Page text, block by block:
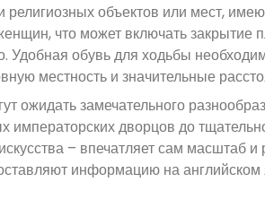
объектов или мест,
что может включать закрытие
Удобная обувь для ходьбы
местность и значительные
ожидать замечательного
императорских дворцов до
– впечатляет сам масштаб
информацию на